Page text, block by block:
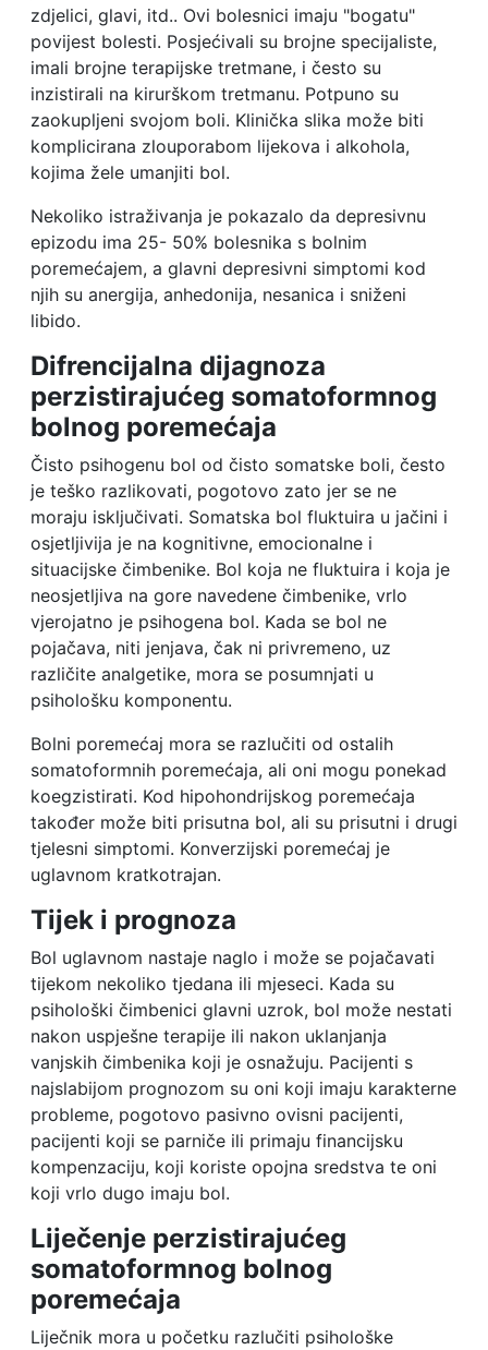
zdjelici, glavi, itd.. Ovi bolesnici imaju "bogatu"
povijest bolesti. Posjećivali su brojne specijaliste,
imali brojne terapijske tretmane, i često su
inzistirali na kirurškom tretmanu. Potpuno su
zaokupljeni svojom boli. Klinička slika može biti
komplicirana zlouporabom lijekova i alkohola,
kojima žele umanjiti bol.
Nekoliko istraživanja je pokazalo da depresivnu
epizodu ima 25- 50% bolesnika s bolnim
poremećajem, a glavni depresivni simptomi kod
njih su anergija, anhedonija, nesanica i sniženi
libido.
Difrencijalna dijagnoza
perzistirajućeg somatoformnog
bolnog poremećaja
Čisto psihogenu bol od čisto somatske boli, često
je teško razlikovati, pogotovo zato jer se ne
moraju isključivati. Somatska bol fluktuira u jačini i
osjetljivija je na kognitivne, emocionalne i
situacijske čimbenike. Bol koja ne fluktuira i koja je
neosjetljiva na gore navedene čimbenike, vrlo
vjerojatno je psihogena bol. Kada se bol ne
pojačava, niti jenjava, čak ni privremeno, uz
različite analgetike, mora se posumnjati u
psihološku komponentu.
Bolni poremećaj mora se razlučiti od ostalih
somatoformnih poremećaja, ali oni mogu ponekad
koegzistirati. Kod hipohondrijskog poremećaja
također može biti prisutna bol, ali su prisutni i drugi
tjelesni simptomi. Konverzijski poremećaj je
uglavnom kratkotrajan.
Tijek i prognoza
Bol uglavnom nastaje naglo i može se pojačavati
tijekom nekoliko tjedana ili mjeseci. Kada su
psihološki čimbenici glavni uzrok, bol može nestati
nakon uspješne terapije ili nakon uklanjanja
vanjskih čimbenika koji je osnažuju. Pacijenti s
najslabijom prognozom su oni koji imaju karakterne
probleme, pogotovo pasivno ovisni pacijenti,
pacijenti koji se parniče ili primaju financijsku
kompenzaciju, koji koriste opojna sredstva te oni
koji vrlo dugo imaju bol.
Liječenje perzistirajućeg
somatoformnog bolnog
poremećaja
Liječnik mora u početku razlučiti psihološke